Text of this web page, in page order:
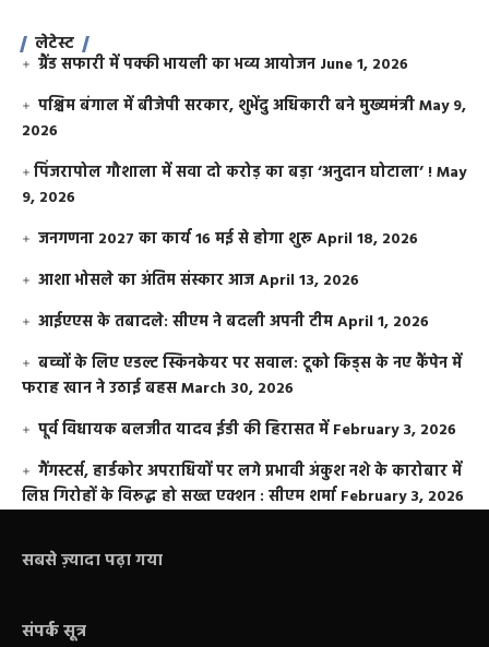
लेटेस्ट
ग्रैंड सफारी में पक्की भायली का भव्य आयोजन June 1, 2026
पश्चिम बंगाल में बीजेपी सरकार, शुभेंदु अधिकारी बने मुख्यमंत्रीMay 9,
2026
​पिंजरापोल गौशाला में सवा दो करोड़ का बड़ा ‘अनुदान घोटाला’ !May
9, 2026
जनगणना 2027 का कार्य 16 मई से होगा शुरूApril 18, 2026
आशा भोसले का अंतिम संस्कार आजApril 13, 2026
आईएएस के तबादले: सीएम ने बदली अपनी टीमApril 1, 2026
बच्चों के लिए एडल्ट स्किनकेयर पर सवाल: टूको किड्स के नए कैंपेन में
फराह खान ने उठाई बहसMarch 30, 2026
पूर्व विधायक बलजीत यादव ईडी की हिरासत में February 3, 2026
गैंगस्टर्स, हार्डकोर अपराधियों पर लगे प्रभावी अंकुश नशे के कारोबार में
लिप्त गिरोहों के विरूद्ध हो सख्त एक्शन : सीएम शर्मा February 3, 2026
सबसे ज़्यादा पढ़ा गया
संपर्क सूत्र